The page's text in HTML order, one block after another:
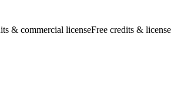
& commercial licenseFree credits & license